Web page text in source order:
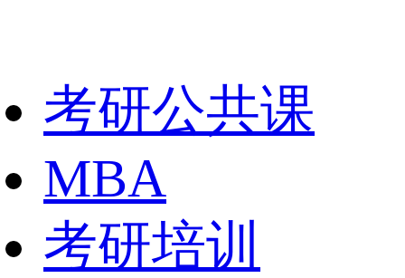
考研公共课
MBA
考研培训